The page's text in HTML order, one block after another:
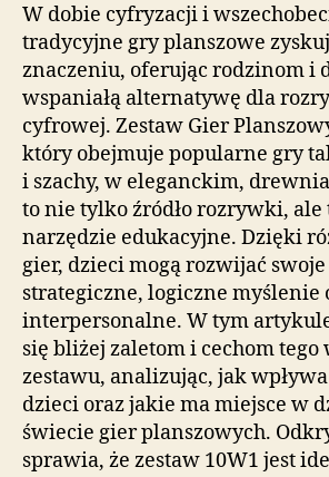
W dobie cyfryzacji i
tradycyjne gry planszowe
znaczeniu, oferując rodzinom i
wspaniałą alternatywę dla
cyfrowej. Zestaw Gier
który obejmuje popularne gry
i szachy, w eleganckim,
to nie tylko źródło rozrywki, ale
narzędzie edukacyjne. Dzięki
gier, dzieci mogą rozwijać
strategiczne, logiczne myślenie
interpersonalne. W tym
się bliżej zaletom i cechom
zestawu, analizując, jak
dzieci oraz jakie ma miejsce w
świecie gier planszowych.
sprawia, że zestaw 10W1 jest